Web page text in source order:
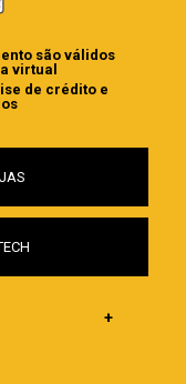
são válidos
virtual
de crédito e